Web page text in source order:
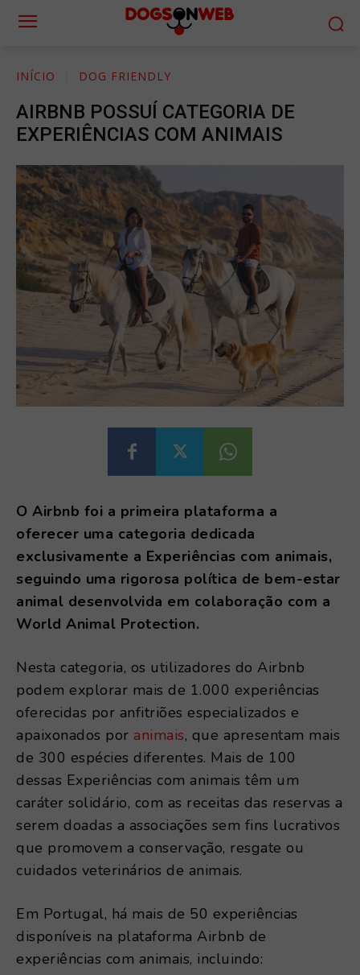
INÍCIO DOG FRIENDLY
AIRBNB POSSUÍ CATEGORIA DE
EXPERIÊNCIAS COM ANIMAIS
O Airbnb foi a primeira plataforma a
oferecer uma categoria dedicada
exclusivamente a Experiências com animais,
seguindo uma rigorosa política de bem-estar
animal desenvolvida em colaboração com a
World Animal Protection.
Nesta categoria, os utilizadores do Airbnb
podem explorar mais de 1.000 experiências
oferecidas por anfitriões especializados e
apaixonados por animais, que apresentam mais
de 300 espécies diferentes. Mais de 100
dessas Experiências com animais têm um
caráter solidário, com as receitas das reservas a
serem doadas a associações sem fins lucrativos
que promovem a conservação, resgate ou
cuidados veterinários de animais.
Em Portugal, há mais de 50 experiências
disponíveis na plataforma Airbnb de
experiências com animais, incluindo: